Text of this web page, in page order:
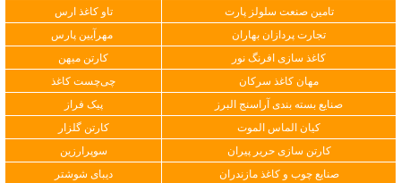
تامین صنعت سلولز پارت
تاو کاغذ ارس
تجارت پردازان بهاران
مهرآیین پارس
کاغذ سازی افرنگ نور
کارتن میهن
مهان کاغذ سرکان
چی‌چست کاغذ
صنایع بسته بندی آراسنج البرز
پیک فراز
کیان الماس الموت
کارتن گلزار
کارتن سازی حریر پیران
سوپرارزین
صنایع چوب و کاغذ مازندران
دیبای شوشتر